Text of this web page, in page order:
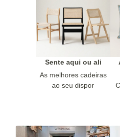
Sente aqui ou ali
As melhores cadeiras
ao seu dispor